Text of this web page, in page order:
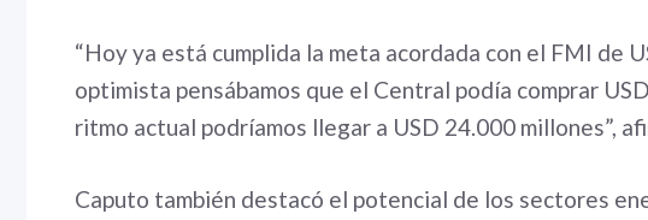
“Hoy ya está cumplida la meta acordada con el FMI de
optimista pensábamos que el Central podía comprar
ritmo actual podríamos llegar a USD 24.000 millones”,
Caputo también destacó el potencial de los sectores